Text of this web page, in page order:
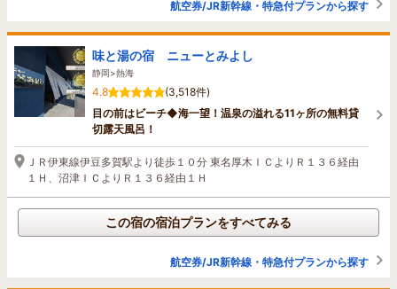
航空券/JR新幹線・特急付プランから探す
味と湯の宿 ニューとみよし
静岡>熱海
4.8
(3,518件)
目の前はビーチ◆海一望！温泉の溢れる11ヶ所の無料貸
切露天風呂！
ＪＲ伊東線伊豆多賀駅より徒歩１０分 東名厚木ＩＣよりＲ１３６経由
１Ｈ、沼津ＩＣよりＲ１３６経由１Ｈ
この宿の宿泊プランをすべてみる
航空券/JR新幹線・特急付プランから探す